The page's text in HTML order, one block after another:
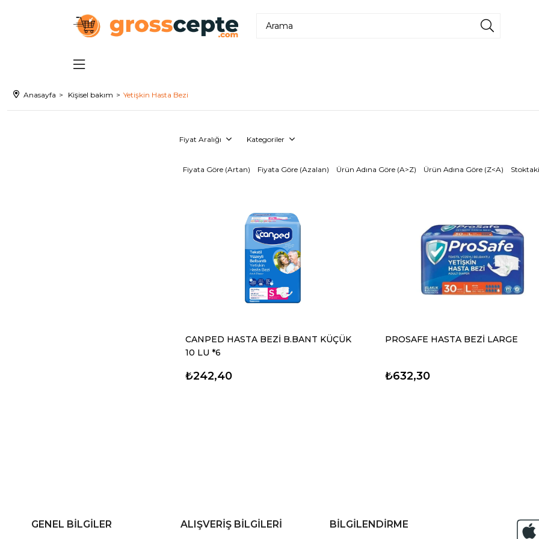
Anasayfa Kişisel bakım Yetişkin Hasta Bezi
Fiyat Aralığı Kategoriler
Fiyata Göre (Artan) Fiyata Göre (Azalan) Ürün Adına Göre (A>Z) Ürün Adına Göre (Z<A)
CANPED HASTA BEZİ B.BANT KÜÇÜK
10 LU *6
₺242,40
PROSAFE HASTA BEZİ LARGE
₺632,30
GENEL BİLGİLER ALIŞVERİŞ BİLGİLERİ BİLGİLENDİRME